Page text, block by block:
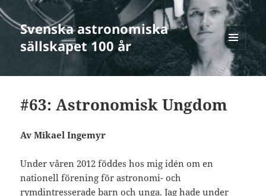
Svenska astronomiska
sällskapet 100 år
MENY
OCH
WIDGETS
#63: Astronomisk Ungdom
Av Mikael Ingemyr
Under våren 2012 föddes hos mig idén om en
nationell förening för astronomi- och
rymdintresserade barn och unga. Jag hade under